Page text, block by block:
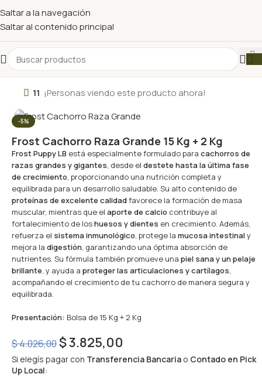
Saltar a la navegación
Saltar al contenido principal
11 ¡Personas viendo este producto ahora!
-5%
Frost Cachorro Raza Grande 15 Kg + 2 Kg
Frost Puppy LB está especialmente formulado para cachorros de
razas grandes y gigantes, desde el destete hasta la última fase
de crecimiento, proporcionando una nutrición completa y
equilibrada para un desarrollo saludable. Su alto contenido de
proteínas de excelente calidadfavorece la formación de masa
muscular, mientras que el aporte de calcio contribuye al
fortalecimiento de loshuesos y dientes en crecimiento. Además,
refuerza el sistema inmunológico, protege la mucosa intestinaly
mejora la digestión, garantizando una óptima absorción de
nutrientes. Su fórmula también promueve una piel sana y un pelaje
brillante, y ayuda a proteger las articulaciones y cartílagos,
acompañando el crecimiento de tu cachorro de manera segura y
equilibrada.
Presentación: Bolsa de 15 Kg + 2 Kg
$4.026,00$3.825,00
Si elegís pagar con Transferencia Bancaria o Contado en Pick
Up Local: